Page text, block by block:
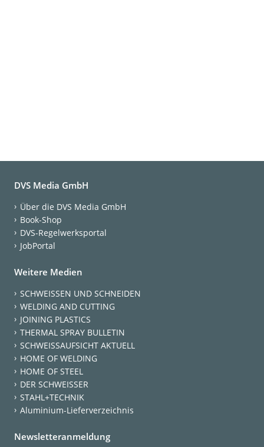
DVS Media GmbH
Über die DVS Media GmbH
Book-Shop
DVS-Regelwerksportal
JobPortal
Weitere Medien
SCHWEISSEN UND SCHNEIDEN
WELDING AND CUTTING
JOINING PLASTICS
THERMAL SPRAY BULLETIN
SCHWEISSAUFSICHT AKTUELL
HOME OF WELDING
HOME OF STEEL
DER SCHWEISSER
STAHL+TECHNIK
Aluminium-Lieferverzeichnis
Newsletteranmeldung